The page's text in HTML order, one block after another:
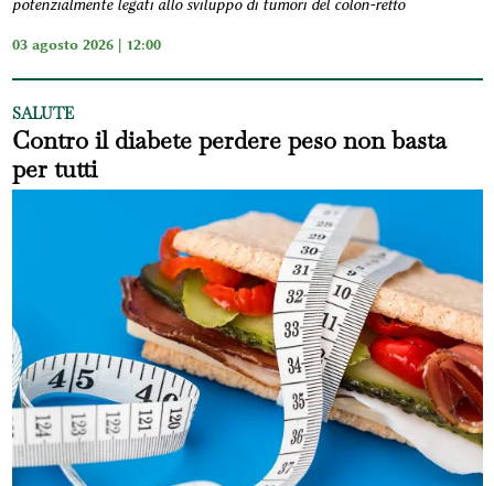
potenzialmente legati allo sviluppo di tumori del colon-retto
03 agosto 2026 | 12:00
SALUTE
Contro il diabete perdere peso non basta
per tutti